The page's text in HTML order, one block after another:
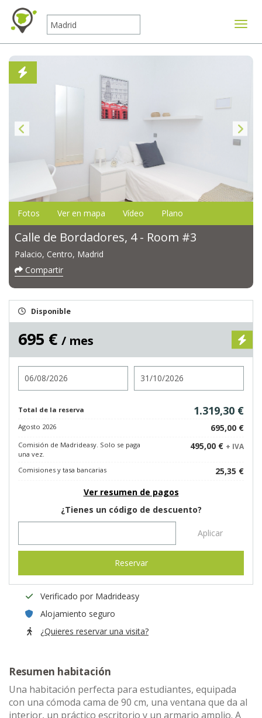
Fotos Ver en mapa Vídeo Plano
Calle de Bordadores, 4 - Room #3
Palacio, Centro, Madrid
Compartir
Disponible
695 € / mes
Total de la reserva 1.319,30 €
Agosto 2026 695,00 €
Comisión de Madrideasy. Solo se paga
una vez.
495,00 € + IVA
Comisiones y tasa bancarias
25,35 €
Ver resumen de pagos
¿Tienes un código de descuento?
Aplicar
Reservar
Verificado por Madrideasy
Alojamiento seguro
¿Quieres reservar una visita?
Resumen habitación
Una habitación perfecta para estudiantes, equipada
con una cómoda cama de 90 cm, una ventana que da al
interior, un práctico escritorio y un armario amplio. A